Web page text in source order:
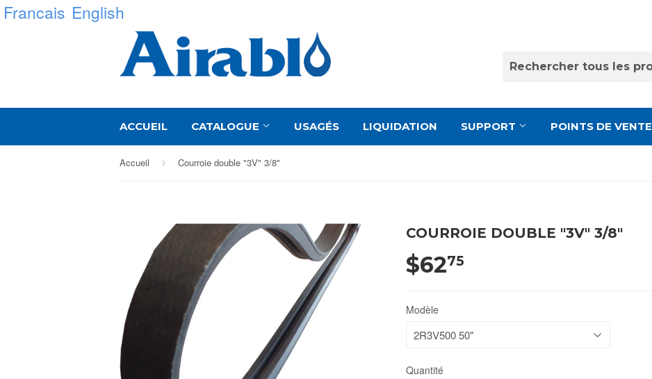
ACCUEIL CATALOGUE USAGÉS LIQUIDATION SUPPORT POINTS DE VENTE
Accueil › Courroie double "3V" 3/8"
COURROIE DOUBLE "3V" 3/8"
$6275
Modèle
Quantité
Francais English